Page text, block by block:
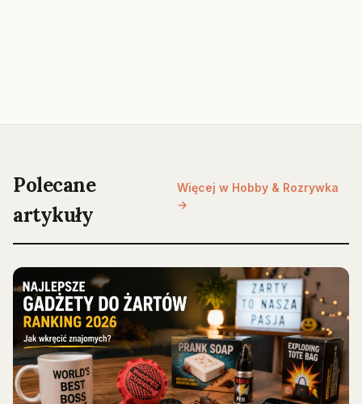
Polecane
artykuły
Więcej w Hobby & Rozrywka
→